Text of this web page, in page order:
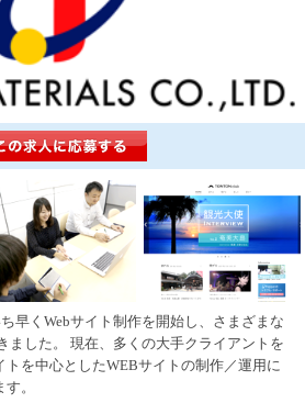
早くWebサイト制作を開始し、さまざまな
ました。 現在、多くの大手クライアントを
を中心としたWEBサイトの制作／運用に
。